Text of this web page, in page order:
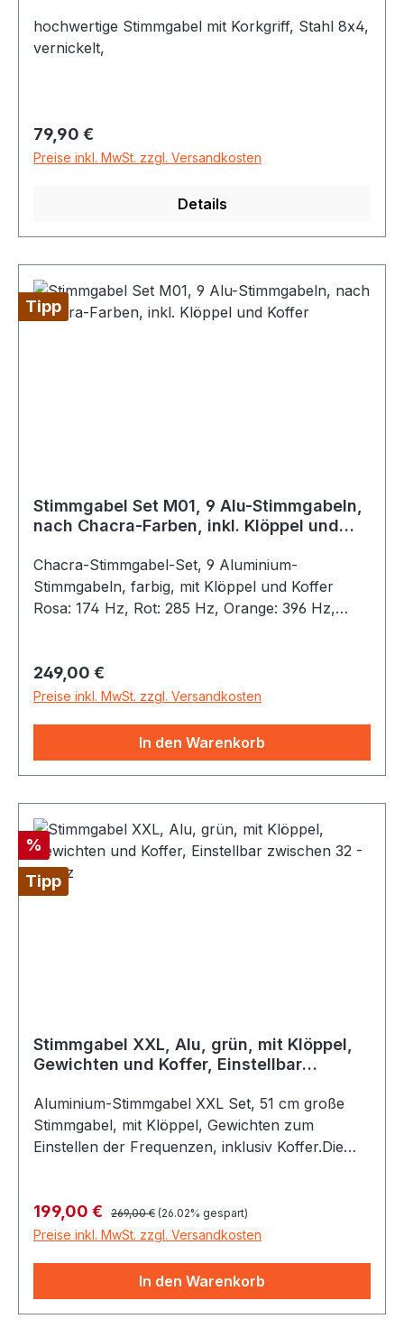
hochwertige Stimmgabel mit Korkgriff, Stahl 8x4,
vernickelt,
Regulärer Preis:
79,90 €
Preise inkl. MwSt. zzgl. Versandkosten
Details
Tipp
Stimmgabel Set M01, 9 Alu-Stimmgabeln,
nach Chacra-Farben, inkl. Klöppel und
Chacra-Stimmgabel-Set, 9 Aluminium-
Stimmgabeln, farbig, mit Klöppel und Koffer
Rosa: 174 Hz, Rot: 285 Hz, Orange: 396 Hz,
Koffergröße: 33 x 30,7 x 6,5 cm Gesamtgewicht:
1422 gramm
Regulärer Preis:
249,00 €
Preise inkl. MwSt. zzgl. Versandkosten
In den Warenkorb
Rabatt
%
Tipp
Stimmgabel XXL, Alu, grün, mit Klöppel,
Gewichten und Koffer, Einstellbar
Aluminium-Stimmgabel XXL Set, 51 cm große
Stimmgabel, mit Klöppel, Gewichten zum
Einstellen der Frequenzen, inklusiv Koffer.Die
Instrument für die Tonpunktur (Phonophorese).
Mit einer Länge von rund 51 cm erzeugt sie
tiefen Bassbereich. Funktionsweise der XXL-
KörperstimmgabelDie Gabel arbeitet nach dem
Prinzip der mechanischen
Verkaufspreis:
199,00 € Regulärer Preis:
269,00 € (26.02% gespart)
Preise inkl. MwSt. zzgl. Versandkosten
In den Warenkorb